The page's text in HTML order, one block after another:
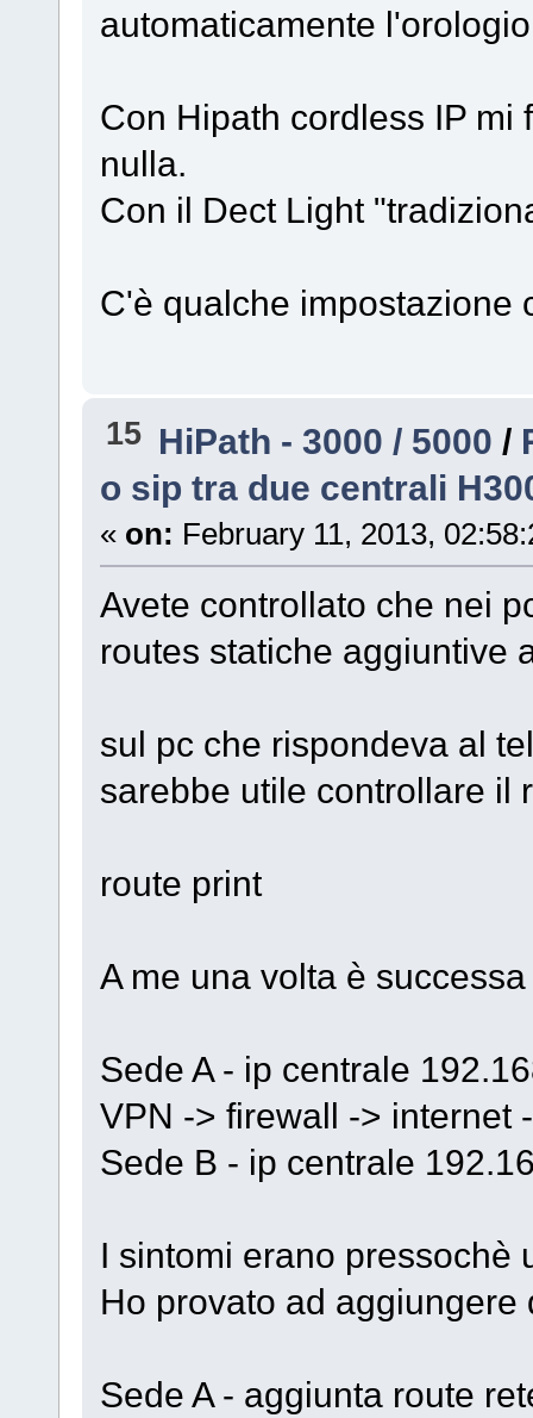
automaticamente
Con Hipath cordless IP mi
nulla.
Con il Dect Light
C'è qualche impostazione
15 HiPath - 3000 / 5000 /
o sip tra due centrali
« on: February 11, 2013,
Avete controllato che nei
routes statiche aggiuntive
sul pc che rispondeva al
sarebbe utile controllare il
route print
A me una volta è
Sede A - ip centrale
VPN -> firewall -> internet
Sede B - ip centrale
I sintomi erano pressochè
Ho provato ad
Sede A - aggiunta route